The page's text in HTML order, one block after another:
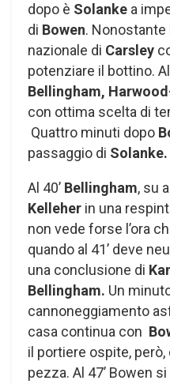
dopo è Solanke a
di Bowen. Nonostante
nazionale di Carsley
potenziare il bottino.
Bellingham,
con ottima scelta di
Quattro minuti dopo
passaggio di Solanke.
Al 40’ Bellingham, su
Kelleher in una
non vede forse l’ora
quando al 41’ deve
una conclusione di
Bellingham. Un
cannoneggiamento
casa continua con
il portiere ospite,
pezza. Al 47’ Bowen